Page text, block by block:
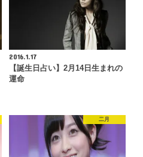
2016.1.17
【誕生日占い】2月14日生まれの
運命
二月